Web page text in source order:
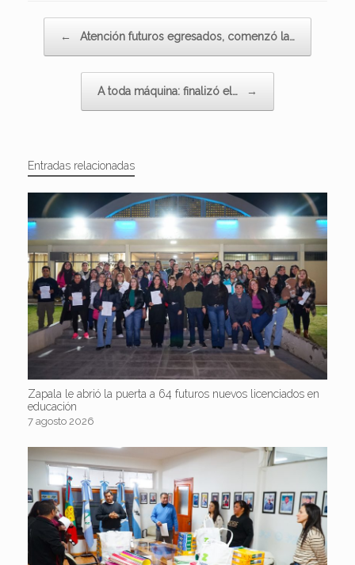
← Atención futuros egresados, comenzó la…
A toda máquina: finalizó el… →
Entradas relacionadas
Zapala le abrió la puerta a 64 futuros nuevos licenciados en
educación
7 agosto 2026